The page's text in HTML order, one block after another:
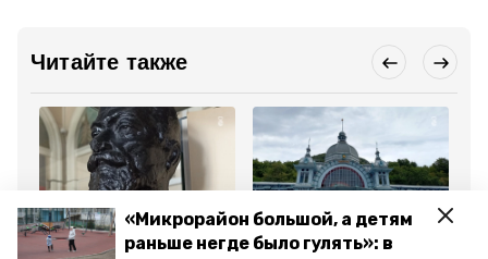
«Микрорайон большой, а детям
раньше негде было гулять»: в
Читайте также
Культура
30 октября 2023, 12:21
Культура
7 сентября 2023, 12:19